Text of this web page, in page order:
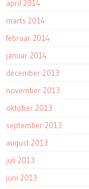
april 2014
marts 2014
februar 2014
januar 2014
december 2013
november 2013
oktober 2013
september 2013
august 2013
juli 2013
juni 2013